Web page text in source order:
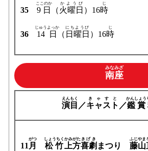
35 9日
ここのか
（火曜日
かようび
）16時
じ
36 14日
じゅうよっか
（ 日曜日
にちようび
）16時
じ
南座
みなみざ
演目
えんもく
／キャスト
きゃすと
／鑑賞
かんしょう
11 月
がつ
松竹
しょうちく
上方
かみがた
喜劇
きげき
まつり 藤山
ふじやま